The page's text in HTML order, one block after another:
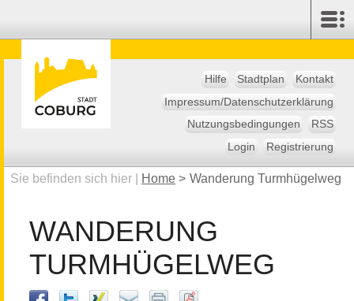
Hilfe Stadtplan
Kontakt
Impressum/Datenschutzerklärung
Nutzungsbedingungen
RSS
Login
Registrierung
Sie befinden sich hier | Home > Wanderung Turmhügelweg
WANDERUNG
TURMHÜGELWEG